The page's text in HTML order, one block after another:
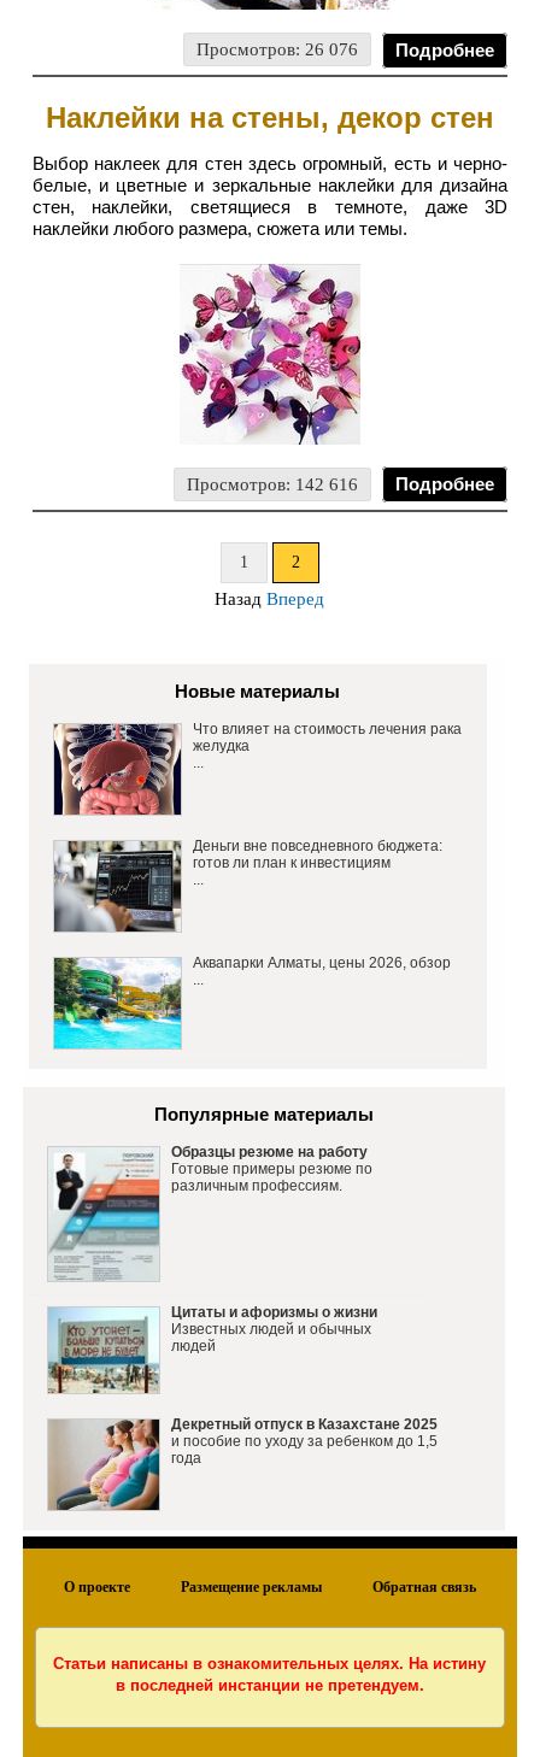
Просмотров: 26 076 Подробнее
Наклейки на стены, декор стен
Выбор наклеек для стен здесь огромный, есть и черно-
белые, и цветные и зеркальные наклейки для дизайна
стен, наклейки, светящиеся в темноте, даже 3D
наклейки любого размера, сюжета или темы.
Просмотров: 142 616 Подробнее
1 2
Назад Вперед
Новые материалы
Что влияет на стоимость лечения рака
желудка
Деньги вне повседневного бюджета:
готов ли план к инвестициям
Аквапарки Алматы, цены 2026, обзор
Популярные материалы
Образцы резюме на работу
Готовые примеры резюме по
различным профессиям.
Цитаты и афоризмы о жизни
Известных людей и обычных
людей
Декретный отпуск в Казахстане 2025
и пособие по уходу за ребенком до 1,5
года
О проекте Размещение рекламы Обратная связь
Статьи написаны в ознакомительных целях. На истину
в последней инстанции не претендуем.